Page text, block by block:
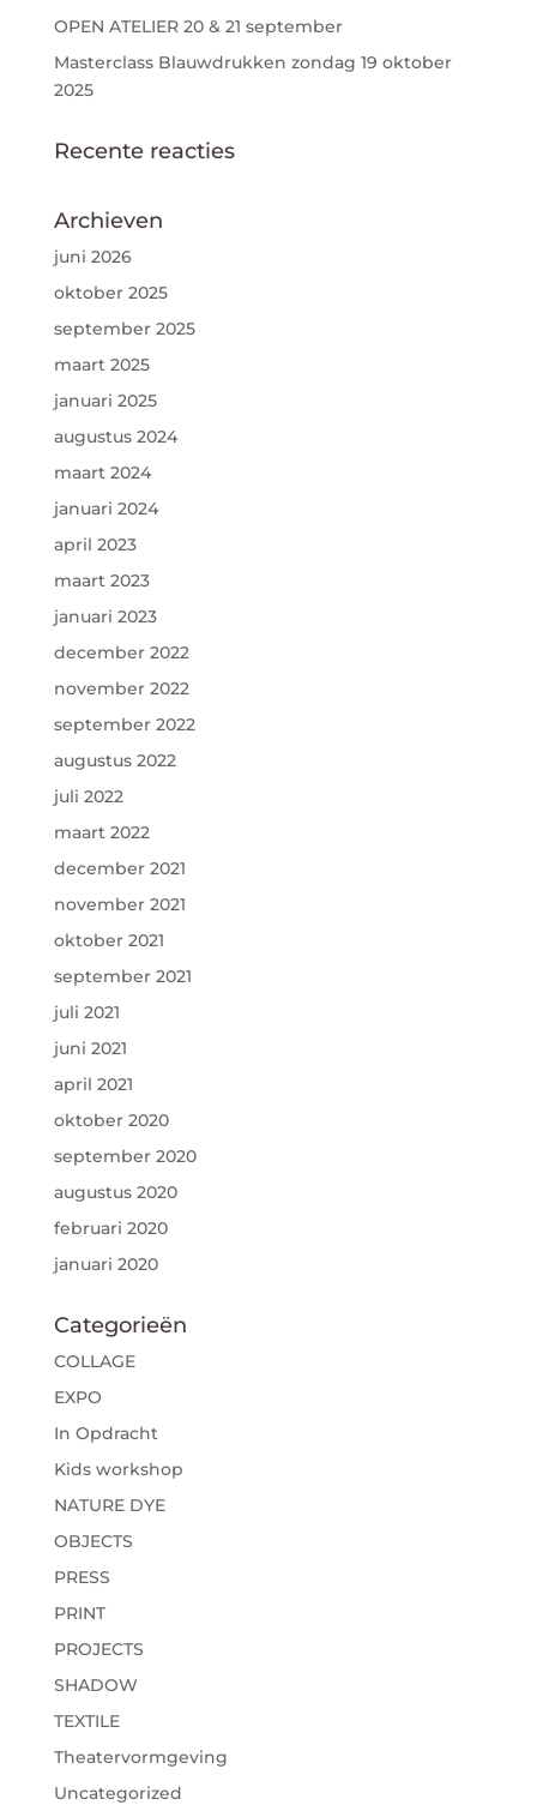
OPEN ATELIER 20 & 21 september
Masterclass Blauwdrukken zondag 19 oktober
2025
Recente reacties
Archieven
juni 2026
oktober 2025
september 2025
maart 2025
januari 2025
augustus 2024
maart 2024
januari 2024
april 2023
maart 2023
januari 2023
december 2022
november 2022
september 2022
augustus 2022
juli 2022
maart 2022
december 2021
november 2021
oktober 2021
september 2021
juli 2021
juni 2021
april 2021
oktober 2020
september 2020
augustus 2020
februari 2020
januari 2020
Categorieën
COLLAGE
EXPO
In Opdracht
Kids workshop
NATURE DYE
OBJECTS
PRESS
PRINT
PROJECTS
SHADOW
TEXTILE
Theatervormgeving
Uncategorized